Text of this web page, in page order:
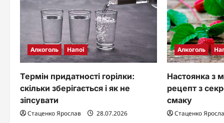
Алкоголь Напої
Термін придатності горілки:
скільки зберігається і як не
зіпсувати
Стаценко Ярослав 28.07.2026
Алкоголь
Настоянка з
рецепт з
смаку
Стаценко